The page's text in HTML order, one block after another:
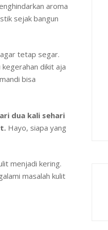
aroma
sejak bangun
tetap segar.
dikit aja
bisa
dua kali sehari
Hayo, siapa yang
menjadi kering.
masalah kulit